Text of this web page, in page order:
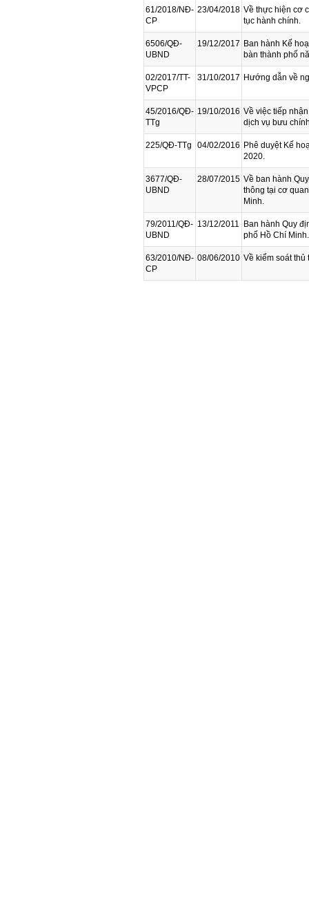
61/2018/NĐ-
CP
23/04/2018 Về thực hiện cơ
tục hành chính.
6506/QĐ-
UBND
19/12/2017 Ban hành Kế
bàn thành phố
02/2017/TT-
VPCP
31/10/2017 Hướng dẫn về
45/2016/QĐ-
TTg
19/10/2016 Về việc tiếp
dịch vụ bưu
225/QĐ-TTg 04/02/2016 Phê duyệt Kế
2020.
3677/QĐ-
UBND
28/07/2015 Về ban hành
thông tại cơ
Minh.
79/2011/QĐ-
UBND
13/12/2011
Ban hành Quy
phố Hồ Chí Minh.
63/2010/NĐ-
CP
08/06/2010 Về kiểm soát thủ